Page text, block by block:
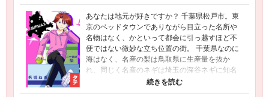
あなたは地元が好きですか？ 千葉県松戸市。東
京のベッドタウンでありながら目立った名所や
名物はなく、かといって都会に引っ越すほど不
便ではない微妙な立ち位置の街。 千葉県なのに
海はなく、名産の梨は鳥取県に生産量を抜か
れ、同じく名産のネギは埼玉の深谷ネギに知名
度で負けている。 矢切の渡し、野菊の墓、どれ